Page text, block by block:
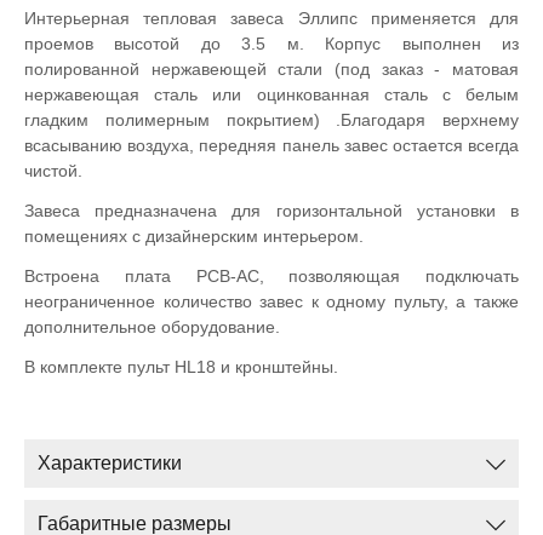
Интерьерная тепловая завеса Эллипс применяется для
проемов высотой до 3.5 м. Корпус выполнен из
полированной нержавеющей стали (под заказ - матовая
нержавеющая сталь или оцинкованная сталь с белым
гладким полимерным покрытием) .Благодаря верхнему
всасыванию воздуха, передняя панель завес остается всегда
чистой.
Завеса предназначена для горизонтальной установки в
помещениях с дизайнерским интерьером.
Встроена плата PCB-AC, позволяющая подключать
неограниченное количество завес к одному пульту, а также
дополнительное оборудование.
В комплекте пульт HL18 и кронштейны.
Характеристики
Габаритные размеры